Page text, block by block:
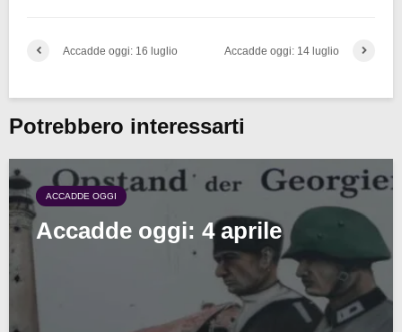
Accadde oggi: 16 luglio Accadde oggi: 14 luglio
Potrebbero interessarti
ACCADDE OGGI
Accadde oggi: 4 aprile